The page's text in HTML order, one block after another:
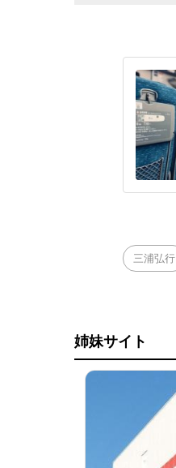
三浦弘行
姉妹サイト